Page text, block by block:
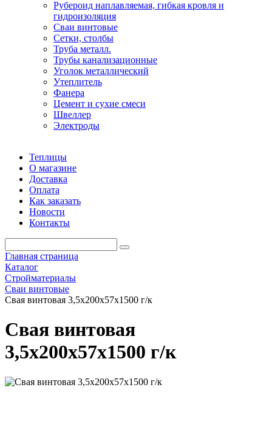
Рубероид наплавляемая, гибкая кровля и
гидроизоляция
Сваи винтовые
Сетки, столбы
Труба металл.
Трубы канализационные
Уголок металлический
Утеплитель
Фанера
Цемент и сухие смеси
Швеллер
Электроды
Теплицы
О магазине
Доставка
Оплата
Как заказать
Новости
Контакты
Главная страница
Каталог
Стройматериалы
Сваи винтовые
Свая винтовая 3,5х200х57х1500 г/к
Свая винтовая
3,5х200х57х1500 г/к